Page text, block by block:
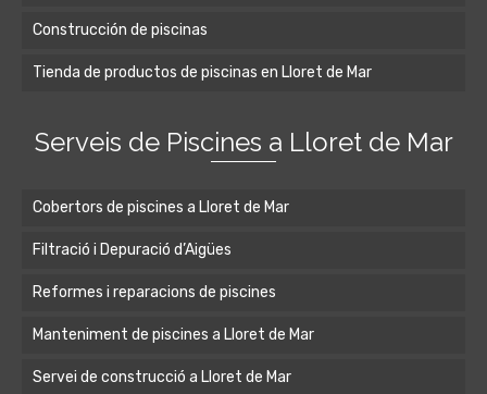
Construcción de piscinas
Tienda de productos de piscinas en Lloret de Mar
Serveis de Piscines a Lloret de Mar
Cobertors de piscines a Lloret de Mar
Filtració i Depuració d’Aigües
Reformes i reparacions de piscines
Manteniment de piscines a Lloret de Mar
Servei de construcció a Lloret de Mar